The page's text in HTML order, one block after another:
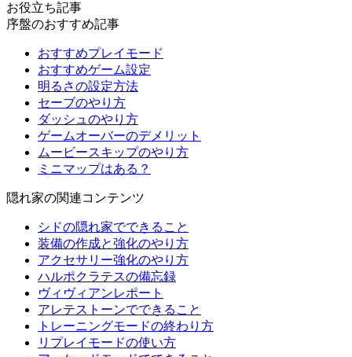
お役立ち記事
序盤のおすすめ記事
おすすめプレイモード
おすすめゲーム設定
明るさの設定方法
セーブのやり方
ダッシュのやり方
ゲームオーバーのデメリット
ムービースキップのやり方
ミニマップはある？
隠れ家の関連コンテンツ
シドの隠れ家でできること
装備の作成と強化のやり方
アクセサリー強化のやり方
ハルポクラテスの備忘録
ヴィヴィアンレポート
アレテストーンでできること
トレーニングモードの終わり方
リプレイモードの使い方